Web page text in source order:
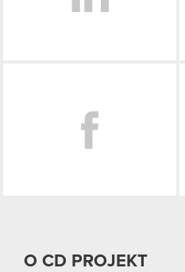
O CD PROJEKT